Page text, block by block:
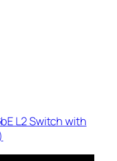
L2 Switch with